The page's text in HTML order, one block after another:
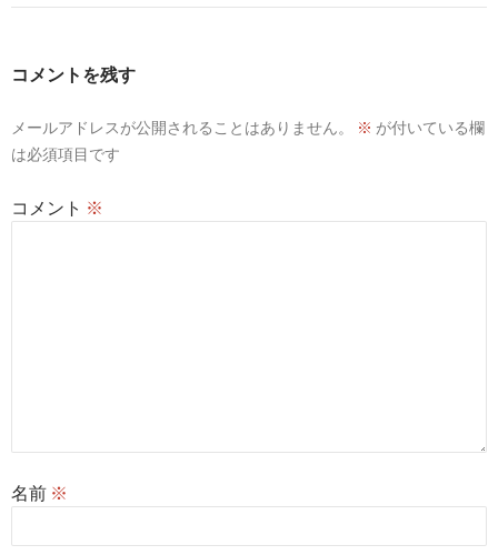
ゲ
ョ
コメントを残す
メールアドレスが公開されることはありません。 ※ が付いている欄
は必須項目です
コメント ※
名前 ※